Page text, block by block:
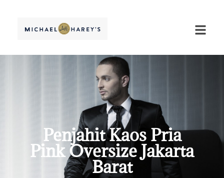
Penjahit Kaos Pria
Pink Oversize Jakarta
Barat